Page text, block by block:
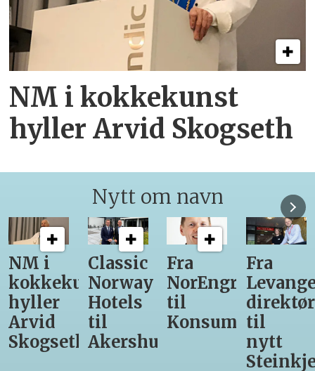
NM i kokkekunst
hyller Arvid Skogseth
Nytt om navn
Classic
Norway
Hotels
til
Akershus
Fra
NorEngros
til
Konsumgruppen
Fra
Levanger-
direktør
til
Steinkjer-
12
får
være
med
Asko